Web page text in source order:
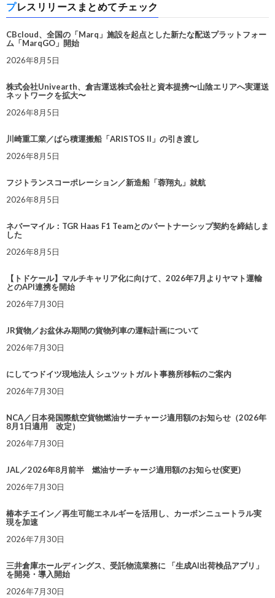
プレスリリースまとめてチェック
CBcloud、全国の「Marq」施設を起点とした新たな配送プラットフォー
ム「MarqGO」開始
2026年8月5日
株式会社Univearth、倉吉運送株式会社と資本提携〜山陰エリアへ実運送
ネットワークを拡大〜
2026年8月5日
川崎重工業／ばら積運搬船「ARISTOS II」の引き渡し
2026年8月5日
フジトランスコーポレーション／新造船「蓉翔丸」就航
2026年8月5日
ネバーマイル：TGR Haas F1 Teamとのパートナーシップ契約を締結しま
した
2026年8月5日
【トドケール】マルチキャリア化に向けて、2026年7月よりヤマト運輸
とのAPI連携を開始
2026年7月30日
JR貨物／お盆休み期間の貨物列車の運転計画について
2026年7月30日
にしてつドイツ現地法人 シュツットガルト事務所移転のご案内
2026年7月30日
NCA／日本発国際航空貨物燃油サーチャージ適用額のお知らせ（2026年
8月1日適用 改定）
2026年7月30日
JAL／2026年8月前半 燃油サーチャージ適用額のお知らせ(変更)
2026年7月30日
椿本チエイン／再生可能エネルギーを活用し、カーボンニュートラル実
現を加速
2026年7月30日
三井倉庫ホールディングス、受託物流業務に 「生成AI出荷検品アプリ」
を開発・導入開始
2026年7月30日